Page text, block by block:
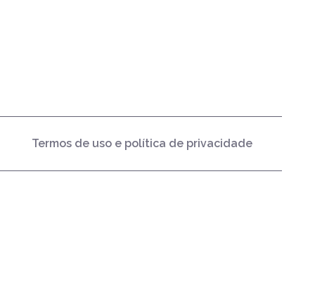
Termos de uso e política de privacidade